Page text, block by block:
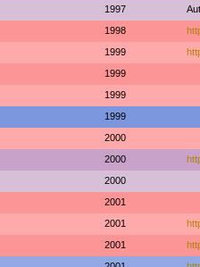
1997
1998
1999
1999
1999
1999
2000
2000
2000
2001
2001
2001